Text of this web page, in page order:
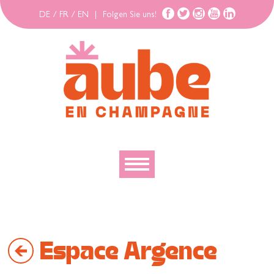
DE / FR / EN Folgen Sie uns!
BewegenEspace Argence